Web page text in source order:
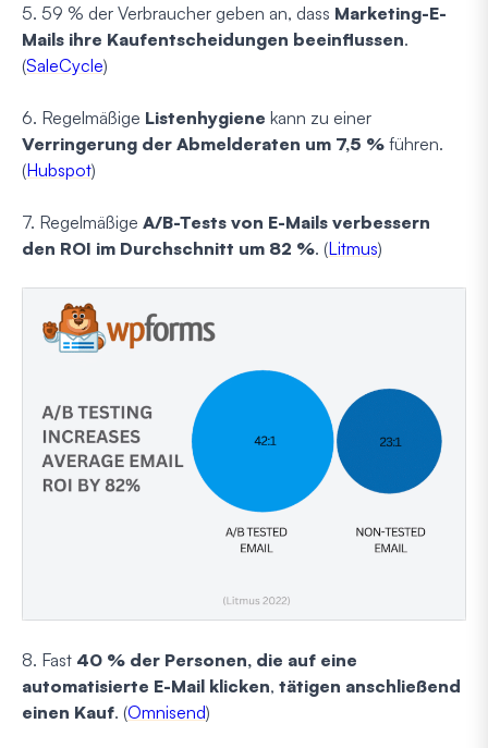
5. 59 % der Verbraucher geben an, dass Marketing-E-
Mails ihre Kaufentscheidungen beeinflussen.
(SaleCycle)
6. Regelmäßige Listenhygiene kann zu einer
Verringerung der Abmelderaten um 7,5 % führen.
(Hubspot)
7. Regelmäßige A/B-Tests von E-Mails verbessern
den ROI im Durchschnitt um 82 %. (Litmus)
8. Fast 40 % der Personen, die auf eine
automatisierte E-Mail klicken, tätigen anschließend
einen Kauf. (Omnisend)